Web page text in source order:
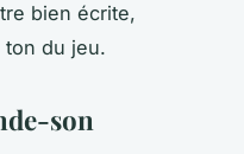
bien écrite,
ton du jeu.
son